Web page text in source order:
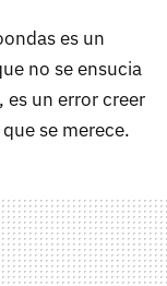
es un
no se ensucia
es un error creer
se merece.